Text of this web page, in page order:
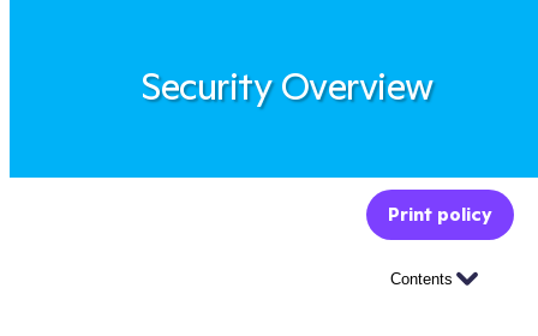
Security Overview
Print policy
Contents